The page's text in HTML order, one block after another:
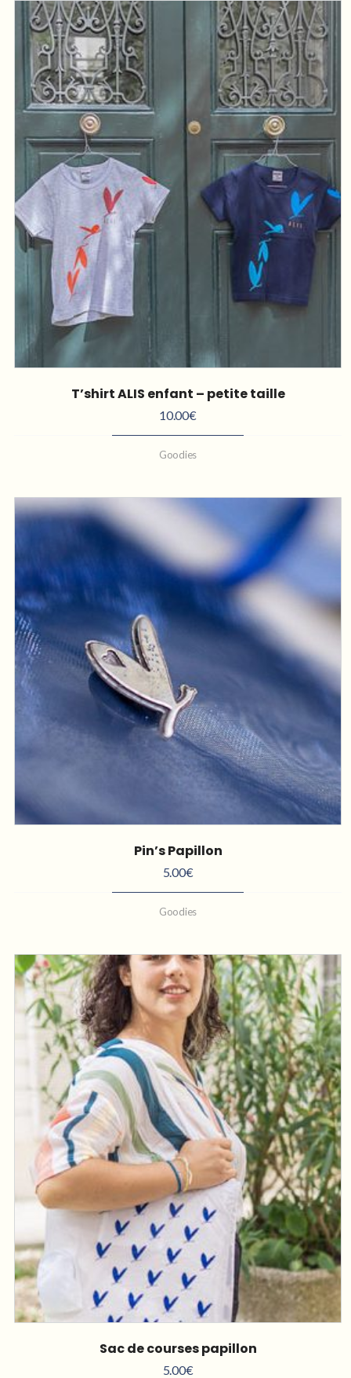
T’shirt ALIS enfant – petite taille
10.00€
Goodies
Pin’s Papillon
5.00€
Goodies
Sac de courses papillon
5.00€